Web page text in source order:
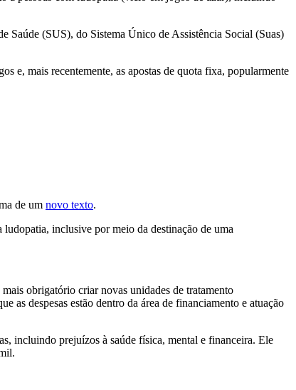
Saúde (SUS), do Sistema Único de Assistência Social (Suas)
e, mais recentemente, as apostas de quota fixa, popularmente
de um novo texto.
ludopatia, inclusive por meio da destinação de uma
obrigatório criar novas unidades de tratamento
as despesas estão dentro da área de financiamento e atuação
incluindo prejuízos à saúde física, mental e financeira. Ele